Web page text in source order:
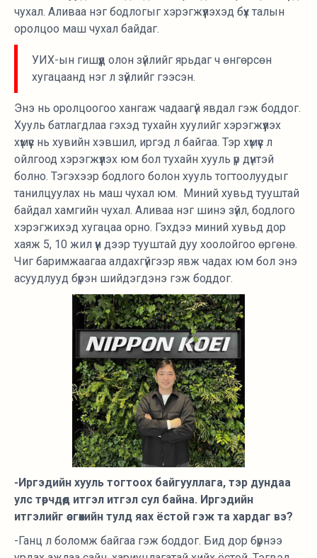
чухал. Аливаа нэг бодлогыг хэрэгжүүлэхэд бүх талын
оролцоо маш чухал байдаг.
УИХ-ын гишүүд олон зүйлийг ярьдаг ч өнгөрсөн
хугацаанд нэг л зүйлийг гээсэн.
Энэ нь оролцоогоо хангаж чадаагүй явдал гэж боддог.
Хууль батлагдлаа гэхэд тухайн хуулийг хэрэгжүүлэх
хүмүүс нь хувийн хэвшил, иргэд л байгаа. Тэр хүмүүс л
ойлгоод хэрэгжүүлэх юм бол тухайн хууль үр дүнтэй
болно. Тэгэхээр бодлого болон хууль тогтоолуудыг
танилцуулах нь маш чухал юм. Миний хувьд тууштай
байдал хамгийн чухал. Аливаа нэг шинэ зүйл, бодлого
хэрэгжихэд хугацаа орно. Гэхдээ миний хувьд дор
хаяж 5, 10 жил үүн дээр тууштай дуу хоолойгоо өргөнө.
Чиг баримжаагаа алдахгүйгээр явж чадах юм бол энэ
асуудлууд бүрэн шийдэгдэнэ гэж боддог.
-Иргэдийн хууль тогтоох байгууллага, тэр дундаа
улс төрчдөд итгэл итгэл сул байна. Иргэдийн
итгэлийг өсгөхийн тулд яах ёстой гэж та хардаг вэ?
-Ганц л боломж байгаа гэж боддог. Бид дор бүрнээ